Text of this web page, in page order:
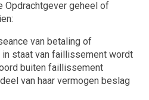
Opdrachtgever geheel of
van betaling of
staat van faillissement wordt
buiten faillissement
van haar vermogen beslag